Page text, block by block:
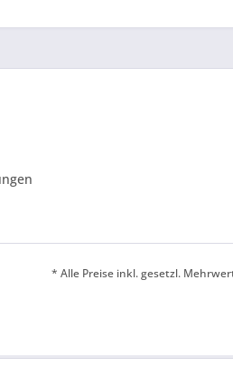
* Alle Preise inkl. gesetzl.